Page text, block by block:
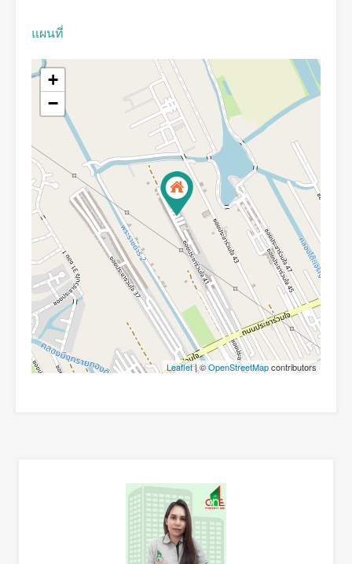
แผนที่
+
−
Leaflet| ©OpenStreetMapcontributors